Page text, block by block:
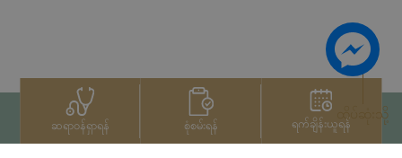
ဆရာဝန်ရှာရန် စုံစမ်းရန် ရက်ချိန်းယူရန်ထိပ်ဆုံးသို့